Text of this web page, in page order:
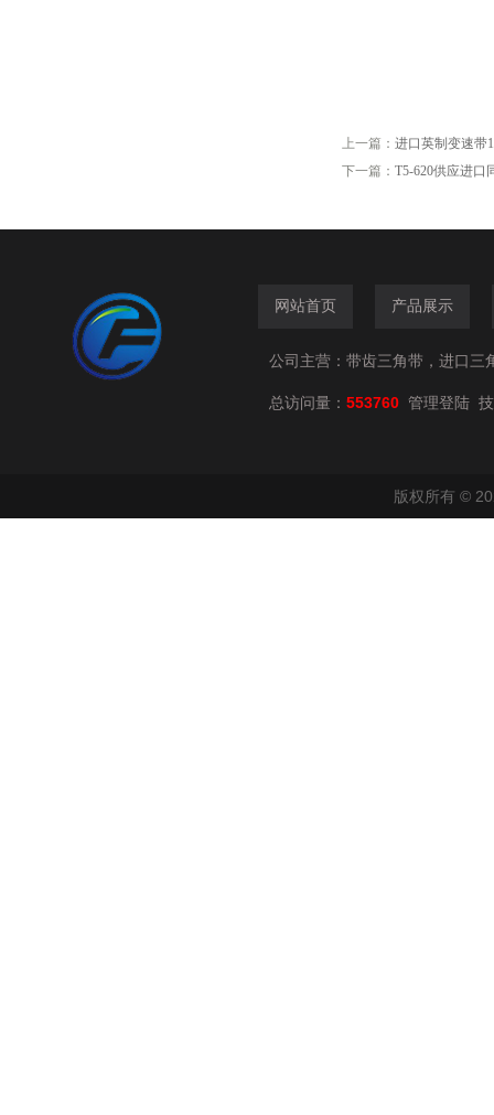
上一篇： 进口英制变速带
下一篇： T5-620供应进口
网站首页 产品展示
公司主营：带齿三角带，进口三
总访问量： 553760 管理登陆
版权所有 ©